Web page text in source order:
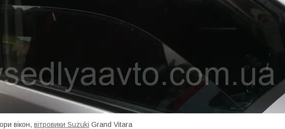
вікон, вітровики Suzuki Grand Vitara